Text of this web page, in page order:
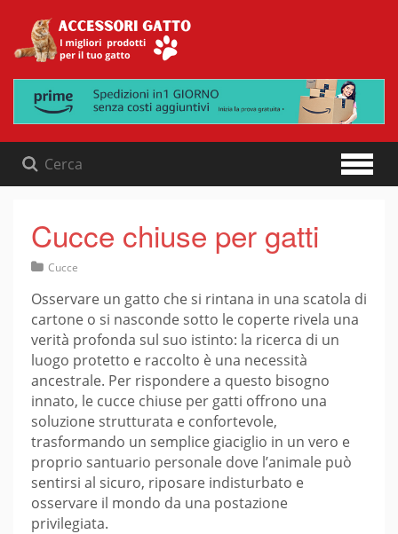
content
Cucce chiuse per gatti
Cucce
Osservare un gatto che si rintana in una scatola di
cartone o si nasconde sotto le coperte rivela una
verità profonda sul suo istinto: la ricerca di un
luogo protetto e raccolto è una necessità
ancestrale. Per rispondere a questo bisogno
innato, le cucce chiuse per gatti offrono una
soluzione strutturata e confortevole,
trasformando un semplice giaciglio in un vero e
proprio santuario personale dove l’animale può
sentirsi al sicuro, riposare indisturbato e
osservare il mondo da una postazione
privilegiata.